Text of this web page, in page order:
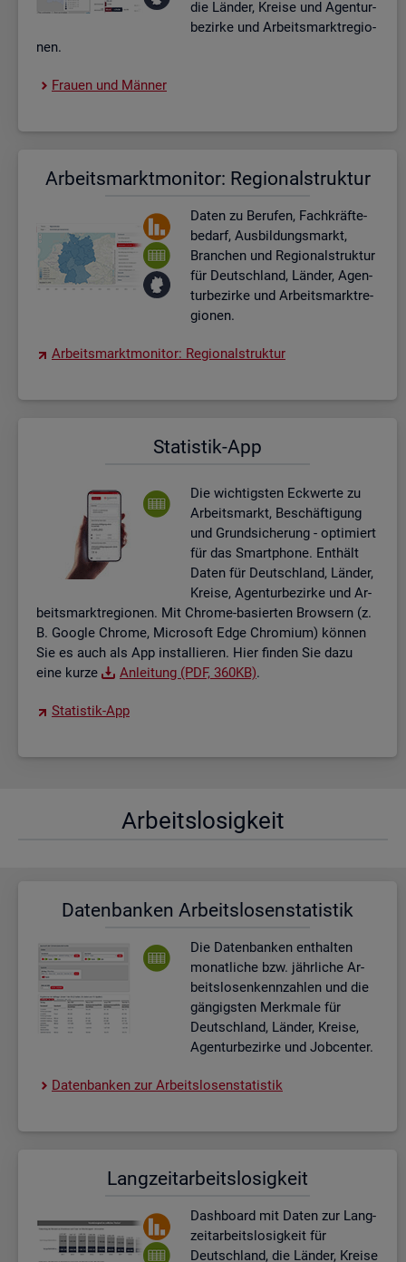
die Län­der, Krei­se und Agen­tur­
be­zir­ke und Ar­beits­markt­re­gio­
nen.
Frau­en und Män­ner
Ar­beits­markt­mo­ni­tor: Re­gio­nal­struk­tur
Daten zu Be­ru­fen, Fach­kräf­te­
be­darf, Aus­bil­dungs­markt,
Bran­chen und Re­gio­nal­struk­tur
für Deutsch­land, Län­der, Agen­
tur­be­zir­ke und Ar­beits­markt­re­
gio­nen.
Ar­beits­markt­mo­ni­tor: Re­gio­nal­struk­tur
Sta­tis­tik-App
Die wich­tigs­ten Eck­wer­te zu
Ar­beits­markt, Be­schäf­ti­gung
und Grund­si­che­rung - op­ti­miert
für das Smart­pho­ne. Ent­hält
Daten für Deutsch­land, Län­der,
Krei­se, Agen­tur­be­zir­ke und Ar­
beits­markt­re­gio­nen. Mit Chro­me-ba­sier­ten Brow­sern (z.
B. Goog­le Chro­me, Mi­cro­soft Edge Chro­mi­um) kön­nen
Sie es auch als App in­stal­lie­ren. Hier fin­den Sie dazu
eine kurze
An­lei­tung (PDF, 360KB).
Sta­tis­tik-App
Ar­beits­lo­sig­keit
Da­ten­ban­ken Ar­beits­lo­sen­sta­tis­tik
Die Da­ten­ban­ken ent­hal­ten
mo­nat­li­che bzw. jähr­li­che Ar­
beits­lo­sen­kenn­zah­len und die
gän­gigs­ten Merk­ma­le für
Deutsch­land, Län­der, Krei­se,
Agen­tur­be­zir­ke und Job­cen­ter.
Da­ten­ban­ken zur Ar­beits­lo­sen­sta­tis­tik
Lang­zeit­ar­beits­lo­sig­keit
Dash­board mit Daten zur Lang­
zeit­ar­beits­lo­sig­keit für
Deutsch­land, die Län­der, Krei­se